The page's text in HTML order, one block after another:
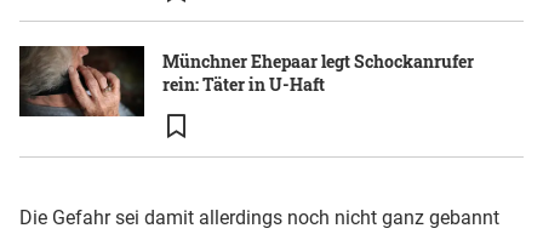
Münchner Ehepaar legt Schockanrufer
rein: Täter in U-Haft
Die Gefahr sei damit allerdings noch nicht ganz gebannt